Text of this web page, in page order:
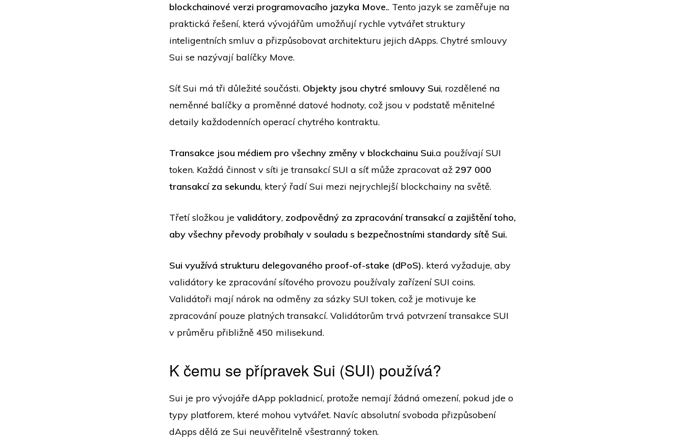
blockchainové verzi programovacího jazyka Move.. Tento jazyk se zaměřuje na
praktická řešení, která vývojářům umožňují rychle vytvářet struktury
inteligentních smluv a přizpůsobovat architekturu jejich dApps. Chytré smlouvy
Sui se nazývají balíčky Move.
Síť Sui má tři důležité součásti. Objekty jsou chytré smlouvy Sui, rozdělené na
neměnné balíčky a proměnné datové hodnoty, což jsou v podstatě měnitelné
detaily každodenních operací chytrého kontraktu.
Transakce jsou médiem pro všechny změny v blockchainu Sui.a používají SUI
token. Každá činnost v síti je transakcí SUI a síť může zpracovat až 297 000
transakcí za sekundu, který řadí Sui mezi nejrychlejší blockchainy na světě.
Třetí složkou je validátory, zodpovědný za zpracování transakcí a zajištění toho,
aby všechny převody probíhaly v souladu s bezpečnostními standardy sítě Sui.
Sui využívá strukturu delegovaného proof-of-stake (dPoS). která vyžaduje, aby
validátory ke zpracování síťového provozu používaly zařízení SUI coins.
Validátoři mají nárok na odměny za sázky SUI token, což je motivuje ke
zpracování pouze platných transakcí. Validátorům trvá potvrzení transakce SUI
v průměru přibližně 450 milisekund.
K čemu se přípravek Sui (SUI) používá?
Sui je pro vývojáře dApp pokladnicí, protože nemají žádná omezení, pokud jde o
typy platforem, které mohou vytvářet. Navíc absolutní svoboda přizpůsobení
dApps dělá ze Sui neuvěřitelně všestranný token.